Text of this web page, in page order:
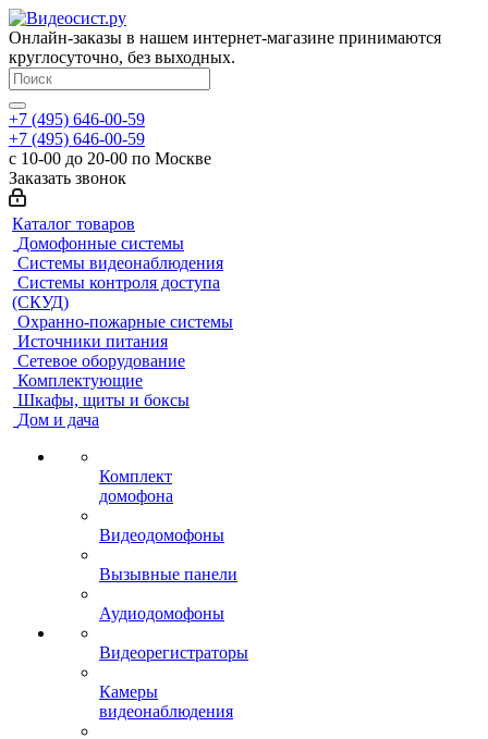
Онлайн-заказы в нашем интернет-магазине принимаются
круглосуточно, без выходных.
+7 (495) 646-00-59
+7 (495) 646-00-59
с 10-00 до 20-00 по Москве
Заказать звонок
Каталог товаров
Домофонные системы
Системы видеонаблюдения
Системы контроля доступа
(СКУД)
Охранно-пожарные системы
Источники питания
Сетевое оборудование
Комплектующие
Шкафы, щиты и боксы
Дом и дача
Комплект
домофона
Видеодомофоны
Вызывные панели
Аудиодомофоны
Видеорегистраторы
Камеры
видеонаблюдения